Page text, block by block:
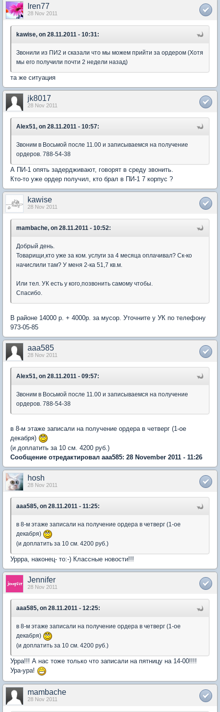
Iren77
28 Nov 2011
kawise, on 28.11.2011 - 10:31:
Звонили из ПИ2 и сказали что мы можем прийти за ордером (Хотя
мы его получили почти 2 недели назад)
та же ситуация
jk8017
28 Nov 2011
Alex51, on 28.11.2011 - 10:57:
Звоним в Восьмой после 11.00 и записываемся на получение
ордеров. 788-54-38
А ПИ-1 опять задердживают, говорят в среду звонить.
Кто-то уже ордер получил, кто брал в ПИ-1 7 корпус ?
kawise
28 Nov 2011
mambache, on 28.11.2011 - 10:52:
Добрый день.
Товарищи,кто уже за ком. услуги за 4 месяца оплачивал? Ск-ко
начислили там? У меня 2-ка 51,7 кв.м.
Или тел. УК есть у кого,позвонить самому чтобы.
Спасибо.
В районе 14000 р. + 4000р. за мусор. Уточните у УК по телефону
973-05-85
aaa585
28 Nov 2011
Alex51, on 28.11.2011 - 09:57:
Звоним в Восьмой после 11.00 и записываемся на получение
ордеров. 788-54-38
в 8-м этаже записали на получение ордера в четверг (1-ое
декабря)
(и доплатить за 10 см. 4200 руб.)
Сообщение отредактировал aaa585: 28 November 2011 - 11:26
hosh
28 Nov 2011
aaa585, on 28.11.2011 - 11:25:
в 8-м этаже записали на получение ордера в четверг (1-ое
декабря)
(и доплатить за 10 см. 4200 руб.)
Уррра, наконец- то:-) Классные новости!!!
Jennifer
28 Nov 2011
aaa585, on 28.11.2011 - 12:25:
в 8-м этаже записали на получение ордера в четверг (1-ое
декабря)
(и доплатить за 10 см. 4200 руб.)
Урра!!! А нас тоже только что записали на пятницу на 14-00!!!!
Ура-ура!
mambache
28 Nov 2011